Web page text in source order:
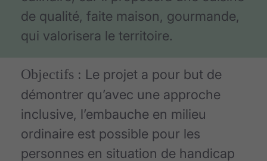
de qualité, faite maison, gourmande,
qui valorisera le territoire.
Objectifs : Le projet a pour but de
démontrer qu’avec une approche
inclusive, l’embauche en milieu
ordinaire est possible pour les
personnes en situation de handicap